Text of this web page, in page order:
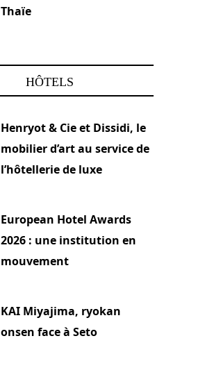
Thaïe
HÔTELS
Henryot & Cie et Dissidi, le
mobilier d’art au service de
l’hôtellerie de luxe
European Hotel Awards
2026 : une institution en
mouvement
KAI Miyajima, ryokan
onsen face à Seto